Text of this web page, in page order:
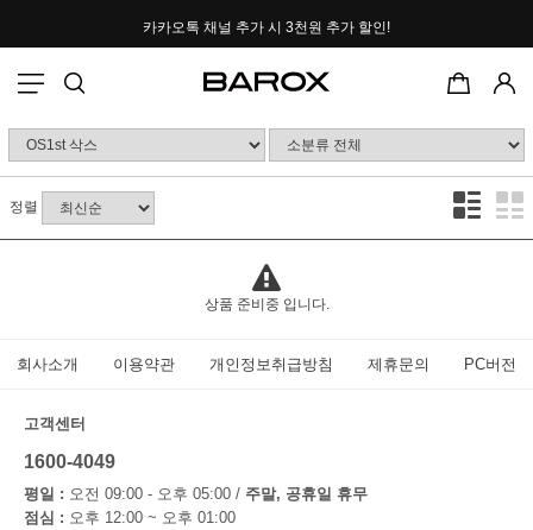
카카오톡 채널 추가 시 3천원 추가 할인!
포토후기 작성 시2000P 적립
정렬
상품 준비중 입니다.
회사소개 이용약관 개인정보취급방침 제휴문의 PC버전
고객센터
1600-4049
평일 : 오전 09:00 - 오후 05:00 / 주말, 공휴일 휴무
점심 : 오후 12:00 ~ 오후 01:00